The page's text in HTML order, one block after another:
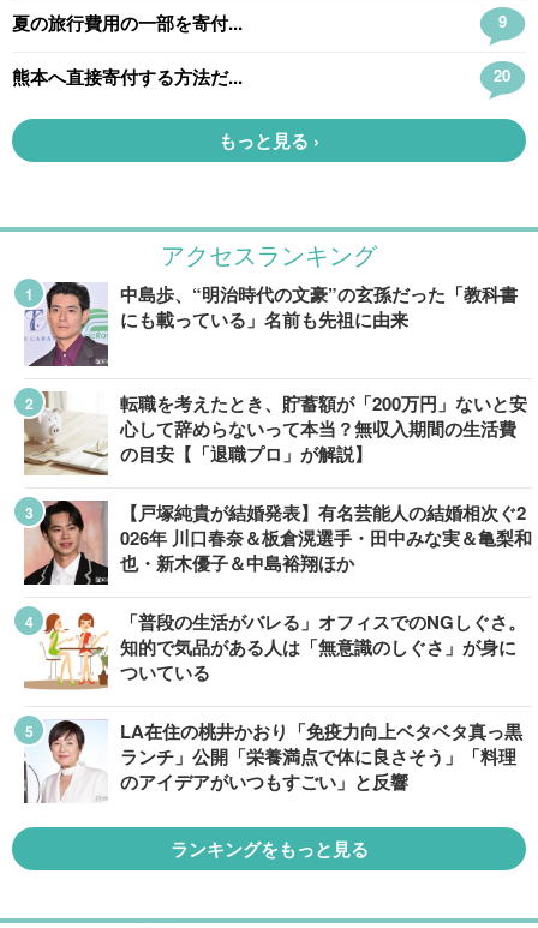
アクセスランキング
中島歩、“明治時代の文豪”の玄孫だった「教科書
にも載っている」名前も先祖に由来
転職を考えたとき、貯蓄額が「200万円」ないと安
心して辞めらないって本当？無収入期間の生活費
の目安【「退職プロ」が解説】
【戸塚純貴が結婚発表】有名芸能人の結婚相次ぐ2
026年 川口春奈＆板倉滉選手・田中みな実＆亀梨和
也・新木優子＆中島裕翔ほか
「普段の生活がバレる」オフィスでのNGしぐさ。
知的で気品がある人は「無意識のしぐさ」が身に
ついている
LA在住の桃井かおり「免疫力向上ベタベタ真っ黒
ランチ」公開「栄養満点で体に良さそう」「料理
のアイデアがいつもすごい」と反響
ランキングをもっと見る